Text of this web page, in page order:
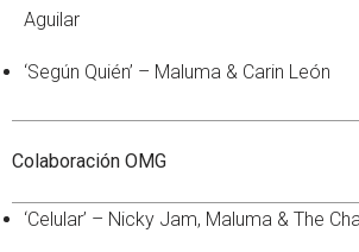
Aguilar
‘Según Quién’ – Maluma & Carin León
Colaboración OMG
‘Celular’ – Nicky Jam, Maluma & The